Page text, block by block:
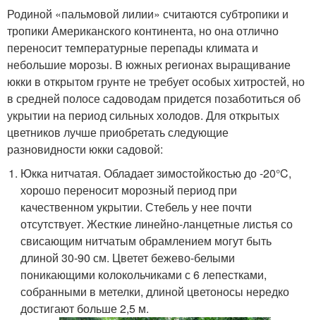
Родиной «пальмовой лилии» считаются субтропики и
тропики Американского континента, но она отлично
переносит температурные перепады климата и
небольшие морозы. В южных регионах выращивание
юкки в открытом грунте не требует особых хитростей, но
в средней полосе садоводам придется позаботиться об
укрытии на период сильных холодов. Для открытых
цветников лучше приобретать следующие
разновидности юкки садовой:
Юкка нитчатая. Обладает зимостойкостью до -20°C,
хорошо переносит морозный период при
качественном укрытии. Стебель у нее почти
отсутствует. Жесткие линейно-ланцетные листья со
свисающим нитчатым обрамлением могут быть
длиной 30-90 см. Цветет бежево-белыми
поникающими колокольчиками с 6 лепестками,
собранными в метелки, длиной цветоносы нередко
достигают больше 2,5 м.